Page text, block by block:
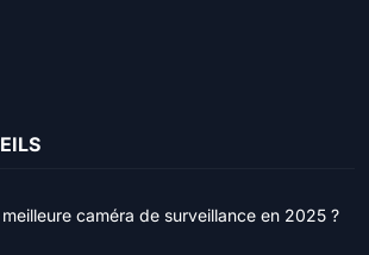
caméra de surveillance en 2025 ?